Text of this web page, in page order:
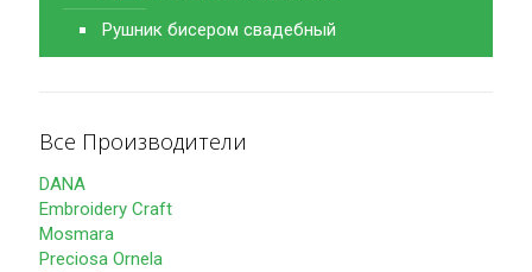
Рушник бисером свадебный
Все Производители
DANA
Embroidery Craft
Mosmara
Preciosa Ornela